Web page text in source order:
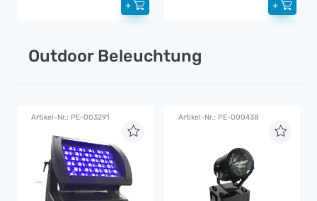
+ +
Outdoor Beleuchtung
Artikel-Nr.: PE-003291 Artikel-Nr.: PE-000438